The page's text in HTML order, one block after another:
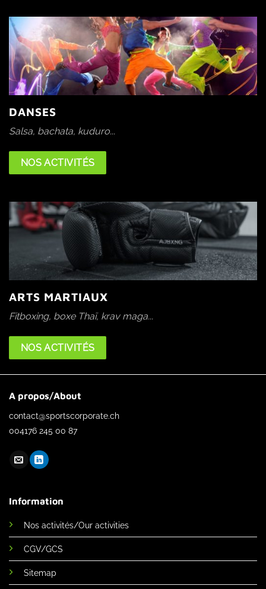
DANSES
Salsa, bachata, kuduro...
NOS ACTIVITÉS
ARTS MARTIAUX
Fitboxing, boxe Thaï, krav maga...
NOS ACTIVITÉS
A propos/About
contact@sportscorporate.ch
004176 245 00 87
Information
Nos activités/Our activities
CGV/GCS
Sitemap